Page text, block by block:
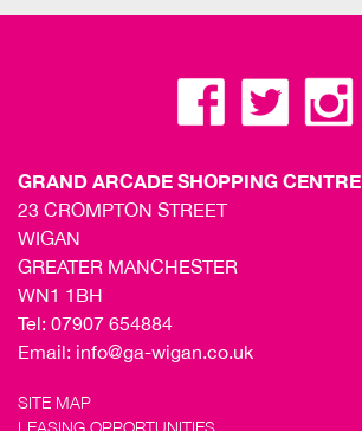
GRAND ARCADE SHOPPING CENTRE
23 CROMPTON STREET
WIGAN
GREATER MANCHESTER
WN1 1BH
Tel: 07907 654884
Email: info@ga-wigan.co.uk
SITE MAP